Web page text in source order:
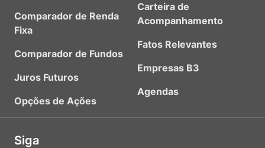
Comparador de Renda
Fixa
Comparador de Fundos
Juros Futuros
Opções de Ações
Carteira de
Acompanhamento
Fatos Relevantes
Empresas B3
Agendas
Siga